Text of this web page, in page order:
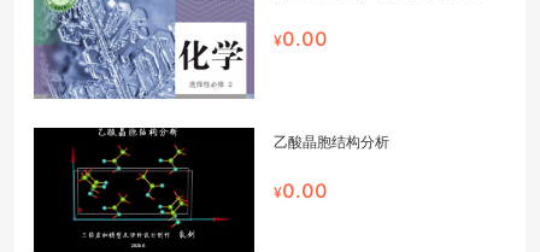
0.00
乙酸晶胞结构分析
0.00